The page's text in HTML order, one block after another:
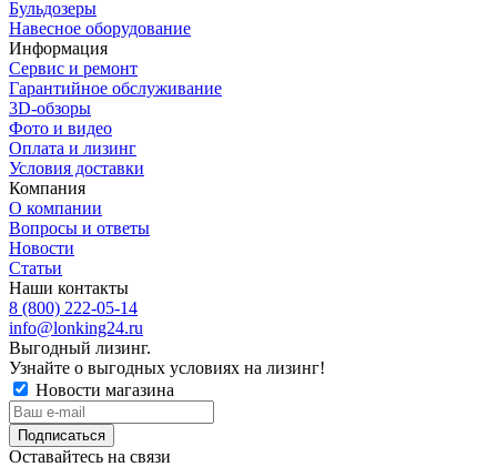
Бульдозеры
Навесное оборудование
Информация
Сервис и ремонт
Гарантийное обслуживание
3D-обзоры
Фото и видео
Оплата и лизинг
Условия доставки
Компания
О компании
Вопросы и ответы
Новости
Статьи
Наши контакты
8 (800) 222-05-14
info@lonking24.ru
Выгодный лизинг.
Узнайте о выгодных условиях на лизинг!
Новости магазина
Оставайтесь на связи